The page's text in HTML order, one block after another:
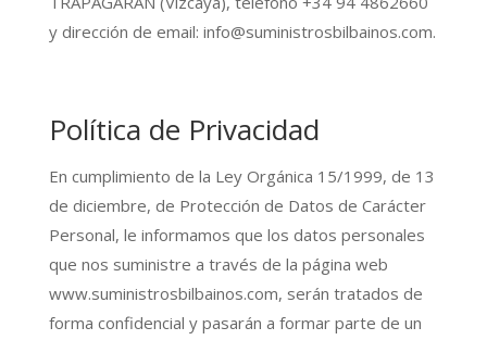
y dirección de email: info@suministrosbilbainos.com.
Política de Privacidad
En cumplimiento de la Ley Orgánica 15/1999, de 13
de diciembre, de Protección de Datos de Carácter
Personal, le informamos que los datos personales
que nos suministre a través de la página web
www.suministrosbilbainos.com, serán tratados de
forma confidencial y pasarán a formar parte de un